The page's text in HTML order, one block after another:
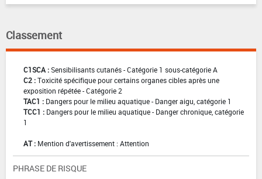
Classement
C1SCA :Sensibilisants cutanés - Catégorie 1 sous-catégorie A
C2 :Toxicité spécifique pour certains organes cibles après une
exposition répétée - Catégorie 2
TAC1 : Dangers pour le milieu aquatique - Danger aigu, catégorie 1
TCC1 : Dangers pour le milieu aquatique - Danger chronique, catégorie
1
AT : Mention d'avertissement : Attention
PHRASE DE RISQUE